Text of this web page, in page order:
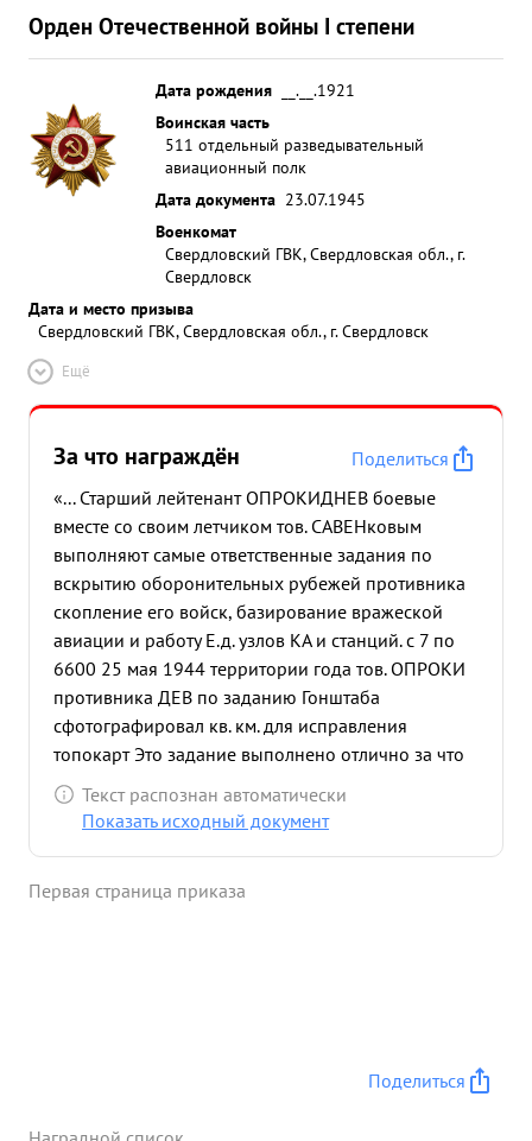
Орден Отечественной войны I степени
Дата рождения
__.__.1921
Воинская часть
511 отдельный разведывательный
авиационный полк
Дата документа 23.07.1945
Военкомат
Свердловский ГВК, Свердловская обл., г.
Свердловск
Дата и место призыва
Свердловский ГВК, Свердловская обл., г. Свердловск
Ещё
За что награждён
Поделиться
«... Старший лейтенант ОПРОКИДНЕВ боевые
вместе со своим летчиком тов. САВЕНковым
выполняют самые ответственные задания по
вскрытию оборонительных рубежей противника
скопление его войск, базирование вражеской
авиации и работу Е.д. узлов КА и станций. с 7 по
6600 25 мая 1944 территории года тов. ОПРОКИ
противника ДЕВ по заданию Гонштаба
сфотографировал кв. км. для исправления
топокарт Это задание выполнено отлично за что
начальник топоотдела 2-го Украинского фронта
об явил благодарность экипажу Тов. ОПРО
достоверные разведданные о противнике .8.4. 44
2000 автомашин, в городе КИШИНЕВ скопление
Текст распознан автоматически
Показать исходный документ
Первая страница приказа
Поделиться